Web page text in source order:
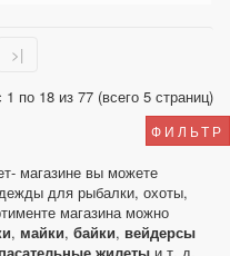
ФИЛЬТР
магазине вы можете
для рыбалки, охоты,
магазина можно
, майки, байки, вейдерсы
жилеты и т. д.
>|
1 по 18 из 77 (всего 5 страниц)